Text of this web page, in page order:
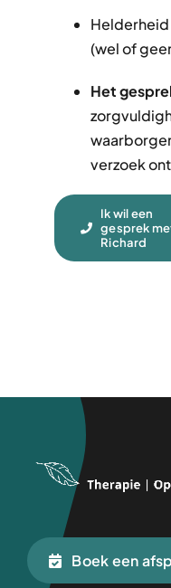
(wel of
Het
verzoek
Ik wil een
gesprek
Richard
Boek een